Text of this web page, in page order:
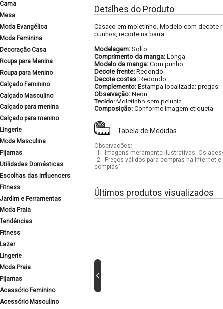
Cama
Mesa
Moda Evangélica
Moda Feminina
Decoração Casa
Roupa para Menina
Roupa para Menino
Calçado Feminino
Calçado Masculino
Calçado para menina
Calçado para menino
Lingerie
Moda Masculina
Pijamas
Utilidades Domésticas
Escolhas das Influencers
Fitness
Jardim e Ferramentas
Moda Praia
Tendências
Fitness
Lazer
Lingerie
Moda Praia
Pijamas
Acessório Feminino
Acessório Masculino
Detalhes do Produto
Casaco em moletinho. Modelo com decote
punhos, recorte na barra.
Modelagem: Solto
Comprimento da manga: Longa
Modelo da manga: Com punho
Decote frente: Redondo
Decote costas: Redondo
Complemento: Estampa localizada; pregas
Observação: Neon
Tecido: Moletinho sem pelucia
Composição: Conforme imagem etiqueta
Tabela de Medidas
Observações:
1.
Imagens meramente ilustrativas. Os
2.
Preços válidos para compras na internet
compras".
Últimos produtos visualizados